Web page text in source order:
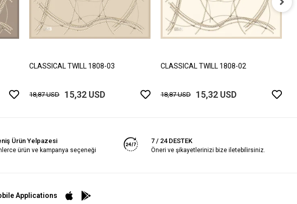
CLASSICAL TWILL 1808-03
18,87 USD 15,32 USD
CLASSICAL TWILL 1808-02
18,87 USD 15,32 USD
Ürün Yelpazesi
ürün ve kampanya seçeneği
7 / 24 DESTEK
Öneri ve şikayetlerinizi bize iletebilirsiniz.
Applications